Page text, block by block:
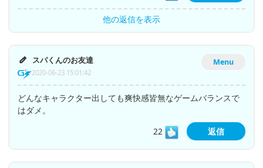
他の返信を表示
Menu
スパくんのお友達
2020-06-23 15:01:42
どんなキャラクター出しても爽快感皆無なゲームバランスで
はダメ。
22
返信